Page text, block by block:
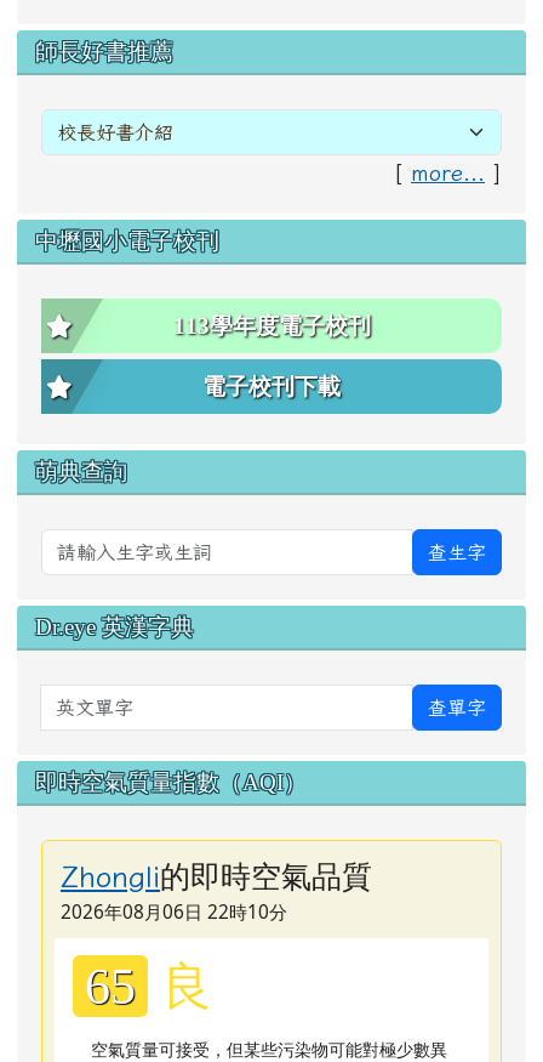
右邊區域內容
師長好書推薦
[ more... ]
中壢國小電子校刊
113學年度電子校刊
電子校刊下載
萌典查詢
查生字
Dr.eye 英漢字典
英文單字 查單字
即時空氣質量指數（AQI）
Zhongli的即時空氣品質
2026年08月06日 22時10分
65 良
空氣質量可接受，但某些污染物可能對極少數異